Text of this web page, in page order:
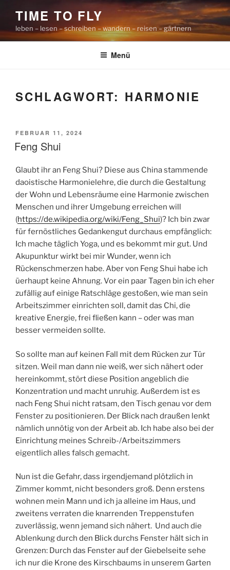
springen
TIME TO FLY
leben – lesen – schreiben – wandern – reisen – gärtnern
Menü
SCHLAGWORT: HARMONIE
VERÖFFENTLICHT
AM
FEBRUAR 11, 2024
Feng Shui
Glaubt ihr an Feng Shui? Diese aus China stammende
daoistische Harmonielehre, die durch die Gestaltung
der Wohn und Lebensräume eine Harmonie zwischen
Menschen und ihrer Umgebung erreichen will
(https://de.wikipedia.org/wiki/Feng_Shui)? Ich bin zwar
für fernöstliches Gedankengut durchaus empfänglich:
Ich mache täglich Yoga, und es bekommt mir gut. Und
Akupunktur wirkt bei mir Wunder, wenn ich
Rückenschmerzen habe. Aber von Feng Shui habe ich
üerhaupt keine Ahnung. Vor ein paar Tagen bin ich eher
zufällig auf einige Ratschläge gestoßen, wie man sein
Arbeitszimmer einrichten soll, damit das Chi, die
kreative Energie, frei fließen kann – oder was man
besser vermeiden sollte.
So sollte man auf keinen Fall mit dem Rücken zur Tür
sitzen. Weil man dann nie weiß, wer sich nähert oder
hereinkommt, stört diese Position angeblich die
Konzentration und macht unruhig. Außerdem ist es
nach Feng Shui nicht ratsam, den Tisch genau vor dem
Fenster zu positionieren. Der Blick nach draußen lenkt
nämlich unnötig von der Arbeit ab. Ich habe also bei der
Einrichtung meines Schreib-/Arbeitszimmers
eigentlich alles falsch gemacht.
Nun ist die Gefahr, dass irgendjemand plötzlich in
Zimmer kommt, nicht besonders groß. Denn erstens
wohnen mein Mann und ich ja alleine im Haus, und
zweitens verraten die knarrenden Treppenstufen
zuverlässig, wenn jemand sich nähert. Und auch die
Ablenkung durch den Blick durchs Fenster hält sich in
Grenzen: Durch das Fenster auf der Giebelseite sehe
ich nur die Krone des Kirschbaums in unserem Garten